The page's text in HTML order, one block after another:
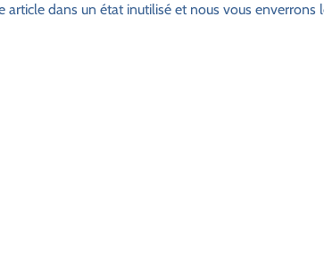
dans un état inutilisé et nous vous